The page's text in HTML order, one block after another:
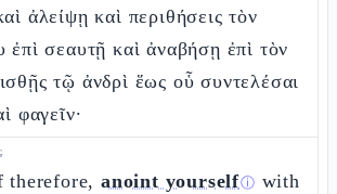
ἀλείψῃ καὶ περιθήσεις τὸν
ἐπὶ σεαυτῇ καὶ ἀναβήσῃ ἐπὶ τὸν
τῷ ἀνδρὶ ἕως οὗ συντελέσαι
φαγεῖν·
therefore, anoint yourselfⓘ with